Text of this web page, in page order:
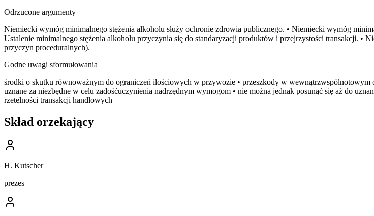
Odrzucone argumenty
Niemiecki wymóg minimalnego stężenia alkoholu służy ochronie zdrowia publicznego. • Niemiecki wymóg
Ustalenie minimalnego stężenia alkoholu przyczynia się do standaryzacji produktów i przejrzystości transakcji. •
przyczyn proceduralnych).
Godne uwagi sformułowania
środki o skutku równoważnym do ograniczeń ilościowych w przywozie • przeszkody w wewnątrzwspólnotowym
uznane za niezbędne w celu zadośćuczynienia nadrzędnym wymogom • nie można jednak posunąć się aż do
rzetelności transakcji handlowych
Skład orzekający
H. Kutscher
prezes